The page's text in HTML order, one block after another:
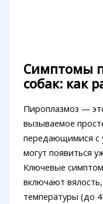
Симптомы
собак: как
Пироплазмоз —
вызываемое
передающимися с
могут появиться
Ключевые
включают
температуры (до